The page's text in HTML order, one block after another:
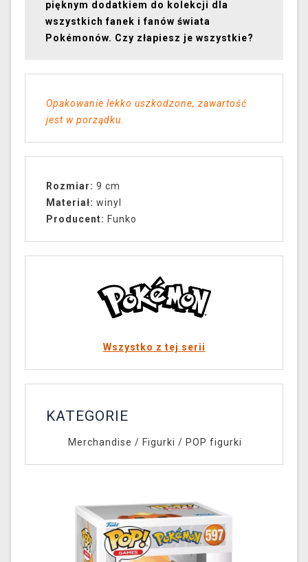
pięknym dodatkiem do kolekcji dla
wszystkich fanek i fanów świata
Pokémonów. Czy złapiesz je wszystkie?
Opakowanie lekko uszkodzone, zawartość
jest w porządku.
Rozmiar: 9 cm
Materiał: winyl
Producent: Funko
Wszystko z tej serii
KATEGORIE
Merchandise / Figurki / POP figurki